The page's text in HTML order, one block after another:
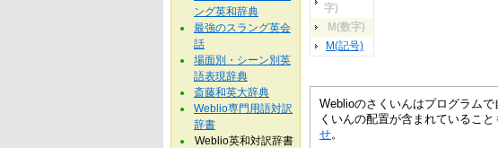
字)
M(数字)
M(記号)
Weblioのさくいんはプログラム
くいんの配置が含まれているこ
せ。
ング英和辞典
最強のスラング英会
話
場面別・シーン別英
語表現辞典
斎藤和英大辞典
Weblio専門用語対訳
辞書
Weblio英和対訳辞書